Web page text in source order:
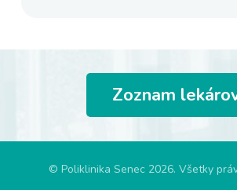
Zoznam
© Poliklinika Senec 2026. Všetky